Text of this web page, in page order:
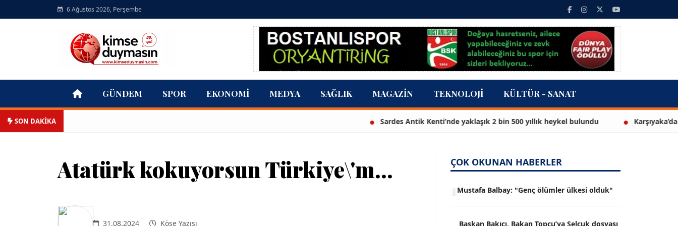
6 Ağustos 2026, Perşembe
GÜNDEM SPOR EKONOMI MEDYA SAĞLIK MAGAZIN TEKNOLOJI KÜLTÜR - SANAT
SON DAKİKA Sardes Antik Kenti’nde yaklaşık 2 bin 500 yıllık heykel bulundu Karşıyaka’da Yüzme
Atatürk kokuyorsun Türkiye\'m...
31.08.2024 Köşe Yazısı
ÇOK OKUNAN HABERLER
Mustafa Balbay: "Genç ölümler ülkesi olduk"
Başkan Bakıcı, Bakan Topçu’ya Selçuk dosyası